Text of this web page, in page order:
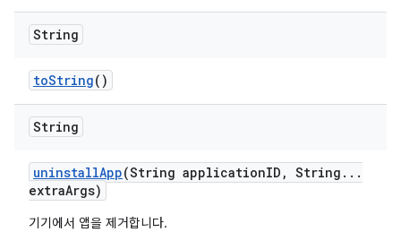
String
toString()
String
uninstallApp(String applicationID , String . . .
extraArgs)
기기에서 앱을 제거합니다.